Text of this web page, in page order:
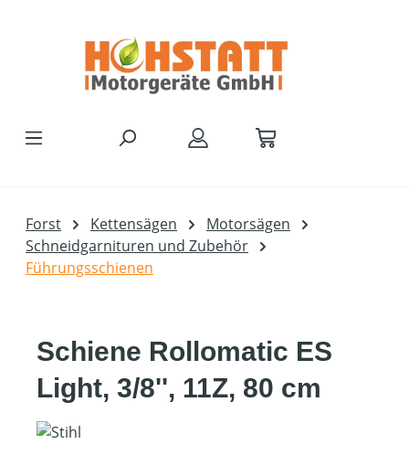
Forst Kettensägen
Motorsägen
Schneidgarnituren und Zubehör
Führungsschienen
Schiene Rollomatic ES
Light, 3/8'', 11Z, 80 cm